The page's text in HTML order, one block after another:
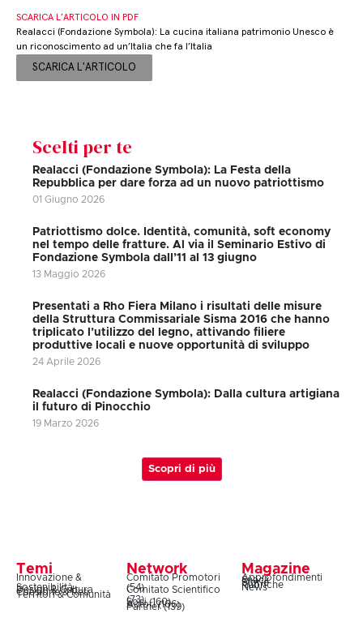
SCARICA L’ARTICOLO IN PDF
Realacci (Fondazione Symbola): La cucina italiana patrimonio Unesco è
un riconoscimento ad un’Italia che fa l’Italia
SCARICA L'ARTICOLO
Scelti per te
Realacci (Fondazione Symbola): La Festa della
Repubblica per dare forza ad un nuovo patriottismo
01 Giugno 2026
Patriottismo dolce. Identità, comunità, soft economy
nel tempo delle fratture. Al via il Seminario Estivo di
Fondazione Symbola dall’11 al 13 giugno
13 Maggio 2026
Presentati a Rho Fiera Milano i risultati delle misure
della Struttura Commissariale Sisma 2016 che hanno
triplicato l’utilizzo del legno, attivando filiere
produttive locali e nuove opportunità di sviluppo
24 Aprile 2026
Realacci (Fondazione Symbola): Dalla cultura artigiana
il futuro di Pinocchio
19 Marzo 2026
Scopri di più
Temi
Innovazione &
Sostenibilità
Design & Cultura
Coesione & Reti
Territori & Comunità
Network
Comitato Promotori
(54)
Comitato Scientifico
(73)
Soci (160)
Autori (106)
Partner (139)
Magazine
Approfondimenti
Snack
Storie
Rubriche
News